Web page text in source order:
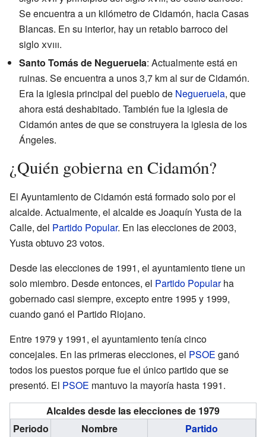
Se encuentra a un kilómetro de Cidamón, hacia Casas
Blancas. En su interior, hay un retablo barroco del
sigloxviii.
Santo Tomás de Negueruela: Actualmente está en
ruinas. Se encuentra a unos 3,7 km al sur de Cidamón.
Era la iglesia principal del pueblo de Negueruela, que
ahora está deshabitado. También fue la iglesia de
Cidamón antes de que se construyera la iglesia de los
Ángeles.
¿Quién gobierna en Cidamón?
El Ayuntamiento de Cidamón está formado solo por el
alcalde. Actualmente, el alcalde es Joaquín Yusta de la
Calle, del Partido Popular. En las elecciones de 2003,
Yusta obtuvo 23 votos.
Desde las elecciones de 1991, el ayuntamiento tiene un
solo miembro. Desde entonces, el Partido Popularha
gobernado casi siempre, excepto entre 1995 y 1999,
cuando ganó el Partido Riojano.
Entre 1979 y 1991, el ayuntamiento tenía cinco
concejales. En las primeras elecciones, el PSOE ganó
todos los puestos porque fue el único partido que se
presentó. El PSOE mantuvo la mayoría hasta 1991.
Alcaldes desde las elecciones de 1979
Periodo
Nombre
Partido